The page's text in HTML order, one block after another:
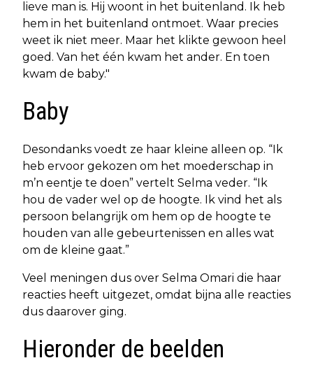
lieve man is. Hij woont in het buitenland. Ik heb
hem in het buitenland ontmoet. Waar precies
weet ik niet meer. Maar het klikte gewoon heel
goed. Van het één kwam het ander. En toen
kwam de baby."
Baby
Desondanks voedt ze haar kleine alleen op. “Ik
heb ervoor gekozen om het moederschap in
m’n eentje te doen” vertelt Selma veder. “Ik
hou de vader wel op de hoogte. Ik vind het als
persoon belangrijk om hem op de hoogte te
houden van alle gebeurtenissen en alles wat
om de kleine gaat.”
Veel meningen dus over Selma Omari die haar
reacties heeft uitgezet, omdat bijna alle reacties
dus daarover ging.
Hieronder de beelden